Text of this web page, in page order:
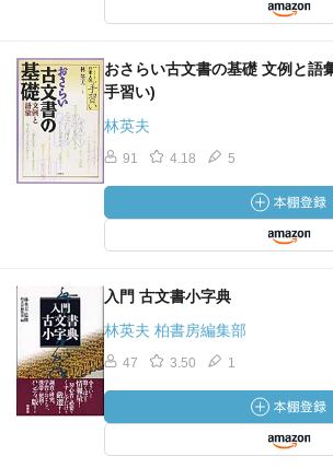
おさらい古文書の基礎 文例と語
手習い)
林英夫
91 4.18 5
入門 古文書小字典
林英夫 柏書房編集部
47 3.50 1